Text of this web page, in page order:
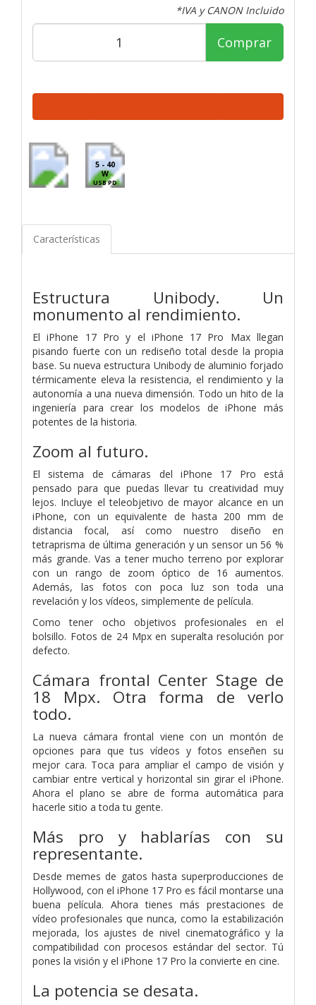
*IVA y CANON Incluido
Comprar
5 - 40
W
USB PD
Características
Estructura Unibody. Un
monumento al rendimiento.
El iPhone 17 Pro y el iPhone 17 Pro Max llegan
pisando fuerte con un rediseño total desde la propia
base. Su nueva estructura Unibody de aluminio forjado
térmicamente eleva la resistencia, el rendimiento y la
autonomía a una nueva dimensión. Todo un hito de la
ingeniería para crear los modelos de iPhone más
potentes de la historia.
Zoom al futuro.
El sistema de cámaras del iPhone 17 Pro está
pensado para que puedas llevar tu creatividad muy
lejos. Incluye el teleobjetivo de mayor alcance en un
iPhone, con un equivalente de hasta 200 mm de
distancia focal, así como nuestro diseño en
tetraprisma de última generación y un sensor un 56 %
más grande. Vas a tener mucho terreno por explorar
con un rango de zoom óptico de 16 aumentos.
Además, las fotos con poca luz son toda una
revelación y los vídeos, simplemente de película.
Como tener ocho objetivos profesionales en el
bolsillo. Fotos de 24 Mpx en superalta resolución por
defecto.
Cámara frontal Center Stage de
18 Mpx. Otra forma de verlo
todo.
La nueva cámara frontal viene con un montón de
opciones para que tus vídeos y fotos enseñen su
mejor cara. Toca para ampliar el campo de visión y
cambiar entre vertical y horizontal sin girar el iPhone.
Ahora el plano se abre de forma automática para
hacerle sitio a toda tu gente.
Más pro y hablarías con su
representante.
Desde memes de gatos hasta superproducciones de
Hollywood, con el iPhone 17 Pro es fácil montarse una
buena película. Ahora tienes más prestaciones de
vídeo profesionales que nunca, como la estabilización
mejorada, los ajustes de nivel cinematográfico y la
compatibilidad con procesos estándar del sector. Tú
pones la visión y el iPhone 17 Pro la convierte en cine.
La potencia se desata.